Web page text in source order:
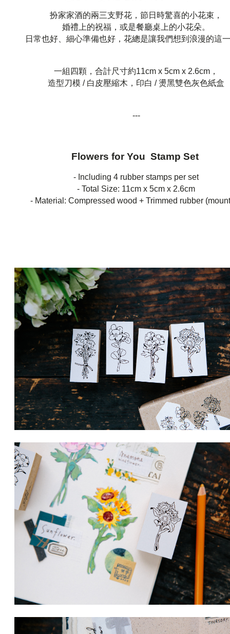
扮家家酒的兩三支野花，節日時驚喜的小花束，
婚禮上的祝福，或是餐廳桌上的小花朵。
日常也好、細心準備也好，花總是讓我們想到浪漫的這
一組四顆，合計尺寸約11cm x 5cm x 2.6cm，
造型刀模 / 白皮壓縮木，印白 / 燙黑雙色灰色紙盒
---
Flowers for You Stamp Set
- Including 4 rubber stamps per set
- Total Size: 11cm x 5cm x 2.6cm
- Material: Compressed wood + Trimmed rubber